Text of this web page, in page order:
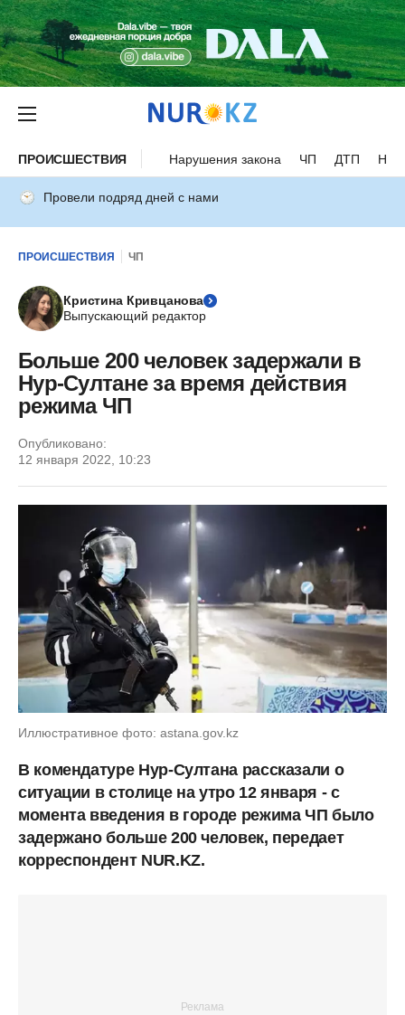
ПРОИСШЕСТВИЯ Нарушения закона ЧП ДТП
Провели подряд дней с нами
ПРОИСШЕСТВИЯ ЧП
Кристина Кривцанова
Выпускающий редактор
Больше 200 человек задержали в
Нур-Султане за время действия
режима ЧП
Опубликовано:
12 января 2022, 10:23
Иллюстративное фото: astana.gov.kz
В комендатуре Нур-Султана рассказали о
ситуации в столице на утро 12 января - с
момента введения в городе режима ЧП было
задержано больше 200 человек, передает
корреспондент NUR.KZ.